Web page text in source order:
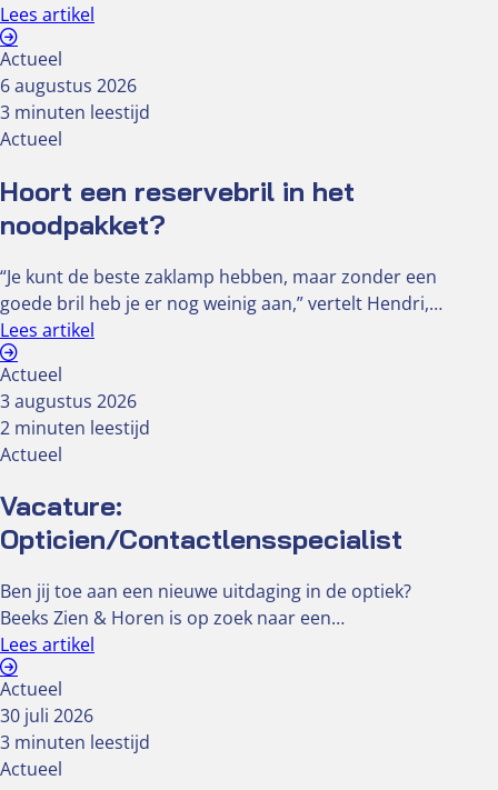
Lees artikel
Actueel
6 augustus 2026
3 minuten leestijd
Actueel
Hoort een reservebril in het
noodpakket?
“Je kunt de beste zaklamp hebben, maar zonder een
goede bril heb je er nog weinig aan,” vertelt Hendri,…
Lees artikel
Actueel
3 augustus 2026
2 minuten leestijd
Actueel
Vacature:
Opticien/Contactlensspecialist
Ben jij toe aan een nieuwe uitdaging in de optiek?
Beeks Zien & Horen is op zoek naar een…
Lees artikel
Actueel
30 juli 2026
3 minuten leestijd
Actueel